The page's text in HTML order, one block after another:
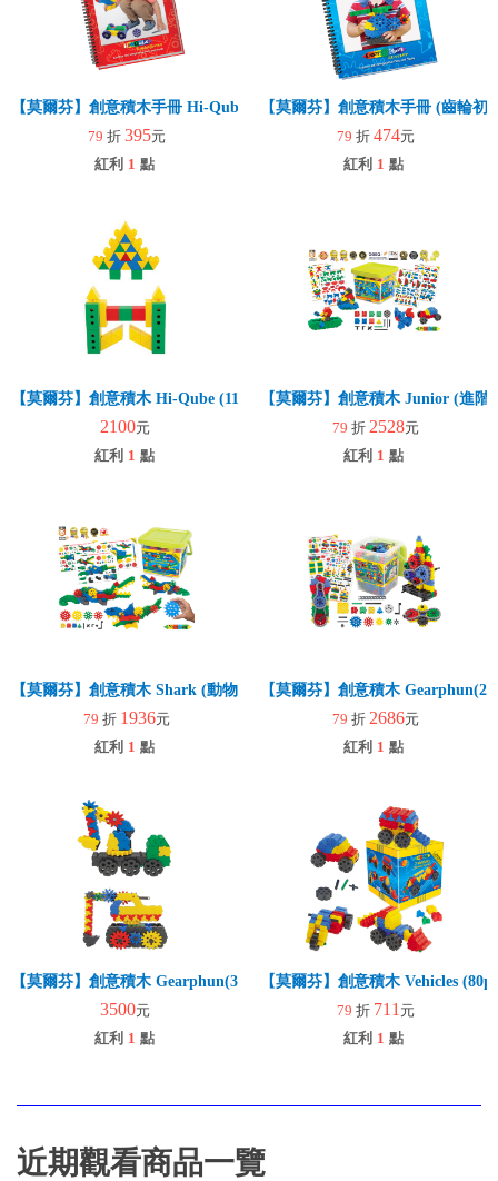
【莫爾芬】創意積木手冊 Hi-Qube
79 折 395元
紅利 1 點
【莫爾芬】創意積木手冊 (齒輪初
79 折 474元
紅利 1 點
【莫爾芬】創意積木 Hi-Qube (110pcs)(幼兒建構)
2100元
紅利 1 點
【莫爾芬】創意積木 Junior (進階
79 折 2528元
紅利 1 點
【莫爾芬】創意積木 Shark (動物創意)
79 折 1936元
紅利 1 點
【莫爾芬】創意積木
79 折 2686元
紅利 1 點
【莫爾芬】創意積木 Gearphun(324pcs) (交通工具)
3500元
紅利 1 點
【莫爾芬】創意積木 Vehicles
79 折 711 元
紅利 1 點
近期觀看商品一覽